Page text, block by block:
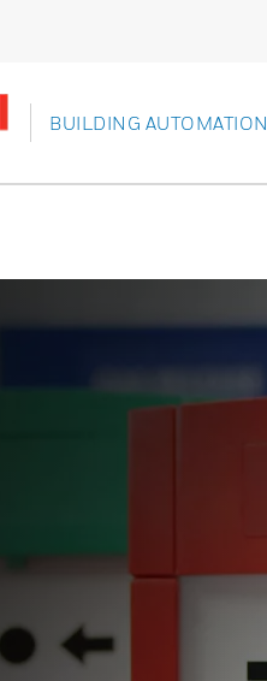
BUILDING AUTOMATION